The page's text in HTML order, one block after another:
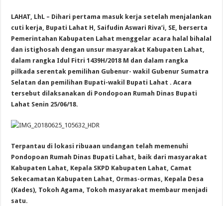
LAHAT, LhL – Dihari pertama masuk kerja setelah menjalankan
cuti kerja, Bupati Lahat H, Saifudin Aswari Riva’i, SE, berserta
Pemerintahan Kabupaten Lahat menggelar acara halal bihalal
dan istighosah dengan unsur masyarakat Kabupaten Lahat,
dalam rangka Idul Fitri 1439H/2018 M dan dalam rangka
pilkada serentak pemilihan Gubenur- wakil Gubenur Sumatra
Selatan dan pemilihan Bupati-wakil Bupati Lahat . Acara
tersebut dilaksanakan di Pondopoan Rumah Dinas Bupati
Lahat Senin 25/06/18.
Terpantau di lokasi ribuaan undangan telah memenuhi
Pondopoan Rumah Dinas Bupati Lahat, baik dari masyarakat
Kabupaten Lahat, Kepala SKPD Kabupaten Lahat, Camat
Sekecamatan Kabupaten Lahat, Ormas-ormas, Kepala Desa
(Kades), Tokoh Agama, Tokoh masyarakat membaur menjadi
satu.